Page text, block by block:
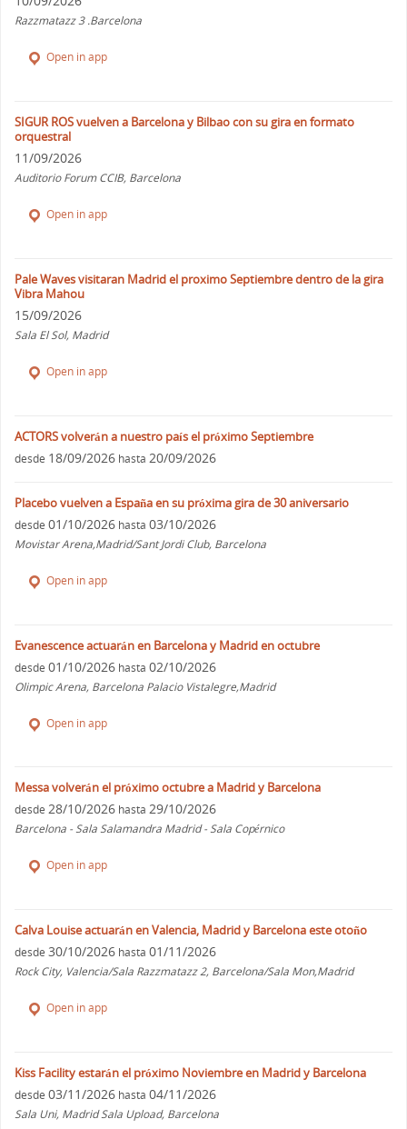
Razzmatazz 3 .Barcelona
Open in app
SIGUR ROS vuelven a Barcelona y Bilbao con su gira en formato
orquestral
11/09/2026
Auditorio Forum CCIB, Barcelona
Open in app
Pale Waves visitaran Madrid el proximo Septiembre dentro de la gira
Vibra Mahou
15/09/2026
Sala El Sol, Madrid
Open in app
ACTORS volverán a nuestro país el próximo Septiembre
desde 18/09/2026 hasta 20/09/2026
Placebo vuelven a España en su próxima gira de 30 aniversario
desde 01/10/2026 hasta 03/10/2026
Movistar Arena,Madrid/Sant Jordi Club, Barcelona
Open in app
Evanescence actuarán en Barcelona y Madrid en octubre
desde 01/10/2026 hasta 02/10/2026
Olimpic Arena, Barcelona Palacio Vistalegre,Madrid
Open in app
Messa volverán el próximo octubre a Madrid y Barcelona
desde 28/10/2026 hasta 29/10/2026
Barcelona - Sala Salamandra Madrid - Sala Copérnico
Open in app
Calva Louise actuarán en Valencia, Madrid y Barcelona este otoño
desde 30/10/2026 hasta 01/11/2026
Rock City, Valencia/Sala Razzmatazz 2, Barcelona/Sala Mon,Madrid
Open in app
Kiss Facility estarán el próximo Noviembre en Madrid y Barcelona
desde 03/11/2026 hasta 04/11/2026
Sala Uni, Madrid Sala Upload, Barcelona